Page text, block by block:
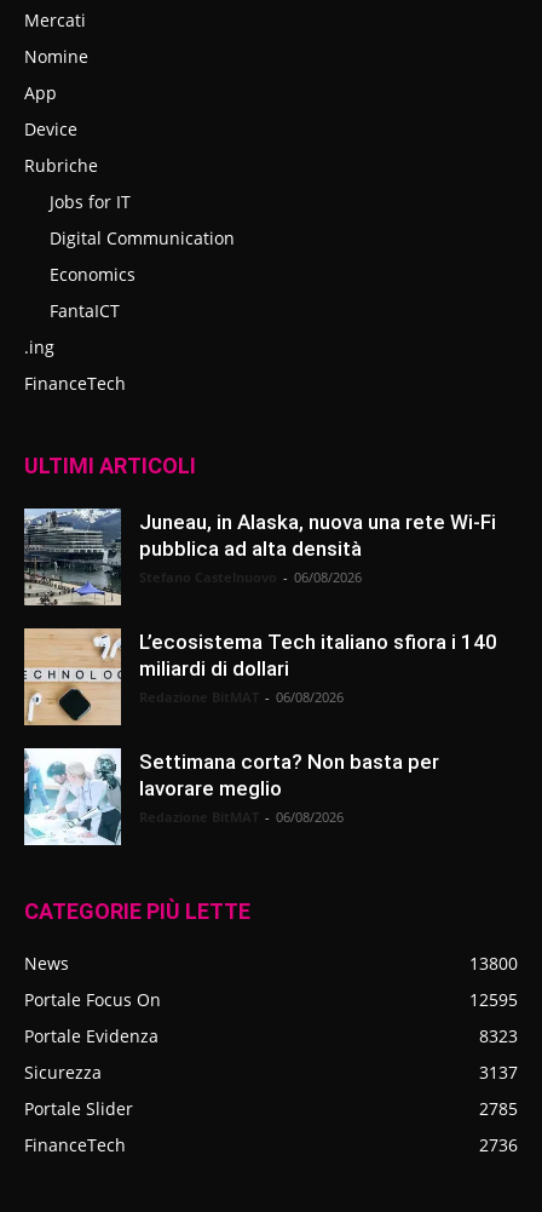
Mercati
Nomine
App
Device
Rubriche
Jobs for IT
Digital Communication
Economics
FantaICT
.ing
FinanceTech
ULTIMI ARTICOLI
Juneau, in Alaska, nuova una rete Wi-Fi
pubblica ad alta densità
- 06/08/2026
L’ecosistema Tech italiano sfiora i 140
miliardi di dollari
- 06/08/2026
Settimana corta? Non basta per
lavorare meglio
- 06/08/2026
CATEGORIE PIÙ LETTE
News
13800
Portale Focus On
12595
Portale Evidenza
8323
Sicurezza
3137
Portale Slider
2785
FinanceTech
2736